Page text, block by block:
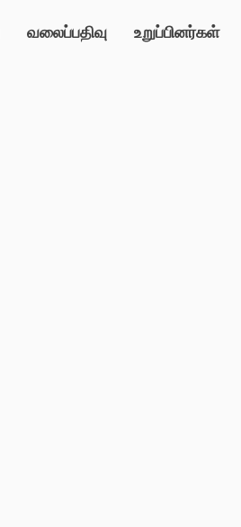
வலைப்பதிவு உறுப்பினர்கள்